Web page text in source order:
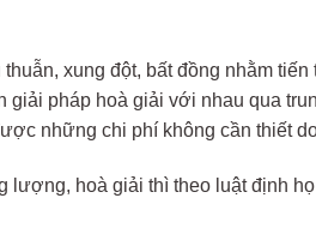
xung đột, bất đồng nhằm
pháp hoà giải với nhau qua
những chi phí không cần thiết
hoà giải thì theo luật định